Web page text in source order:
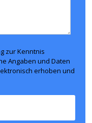
zur Kenntnis
Angaben und Daten
erhoben und